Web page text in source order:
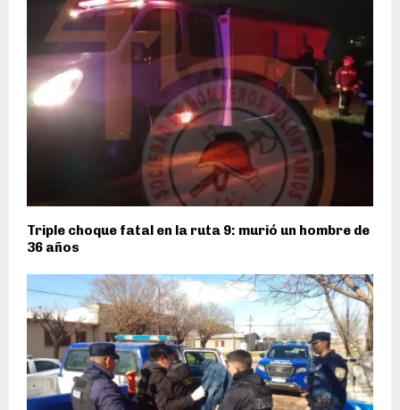
Triple choque fatal en la ruta 9: murió un hombre de
36 años